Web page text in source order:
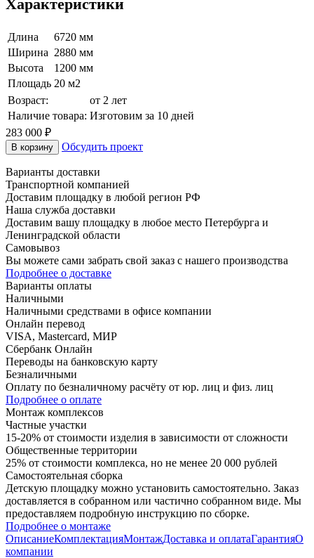
Характеристики
Длина
6720 мм
Ширина 2880 мм
Высота
1200 мм
Площадь 20 м2
Возраст:
от 2 лет
Наличие товара: Изготовим за 10 дней
283 000 ₽
В корзину Обсудить проект
Варианты доставки
Транспортной компанией
Доставим площадку в любой регион РФ
Наша служба доставки
Доставим вашу площадку в любое место Петербурга и
Ленинградской области
Самовывоз
Вы можете сами забрать свой заказ с нашего производства
Подробнее о доставке
Варианты оплаты
Наличными
Наличными средствами в офисе компании
Онлайн перевод
VISA, Mastercard, МИР
Сбербанк Онлайн
Переводы на банковскую карту
Безналичными
Оплату по безналичному расчёту от юр. лиц и физ. лиц
Подробнее о оплате
Монтаж комплексов
Частные участки
15-20% от стоимости изделия в зависимости от сложности
Общественные территории
25% от стоимости комплекса, но не менее 20 000 рублей
Самостоятельная сборка
Детскую площадку можно установить самостоятельно. Заказ
доставляется в собранном или частично собранном виде. Мы
предоставляем подробную инструкцию по сборке.
Подробнее о монтаже
ОписаниеКомплектацияМонтажДоставка и оплатаГарантияО
компании